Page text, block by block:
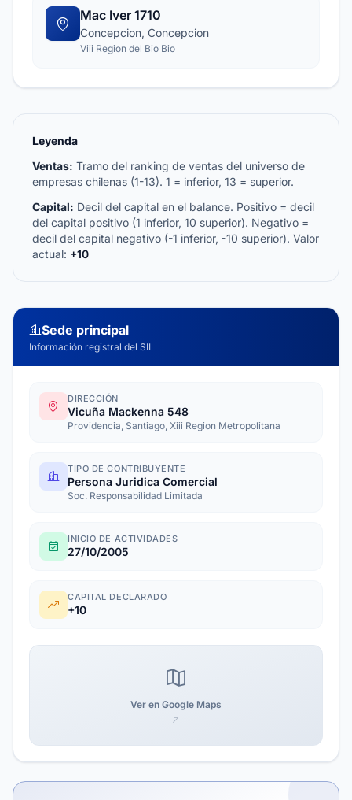
Mac Iver 1710
Concepcion, Concepcion
Viii Region del Bio Bio
Leyenda
Ventas: Tramo del ranking de ventas del universo de
empresas chilenas (1-13). 1 = inferior, 13 = superior.
Capital: Decil del capital en el balance. Positivo = decil
del capital positivo (1 inferior, 10 superior). Negativo =
decil del capital negativo (-1 inferior, -10 superior). Valor
actual: +10
Sede principal
Información registral del SII
DIRECCIÓN
Vicuña Mackenna 548
Providencia, Santiago, Xiii Region Metropolitana
TIPO DE CONTRIBUYENTE
Persona Juridica Comercial
Soc. Responsabilidad Limitada
INICIO DE ACTIVIDADES
27/10/2005
CAPITAL DECLARADO
+10
Ver en Google Maps